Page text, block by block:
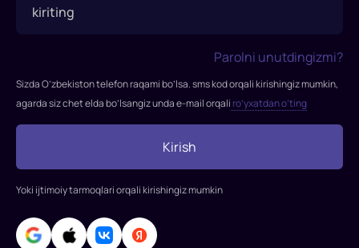
Parolni unutdingizmi?
Sizda O’zbekiston telefon raqami bo’lsa. sms kod orqali kirishingiz mumkin,
agarda siz chet elda bo’lsangiz unda e-mail orqali ro’yxatdan o’ting
Kirish
Yoki ijtimoiy tarmoqlari orqali kirishingiz mumkin